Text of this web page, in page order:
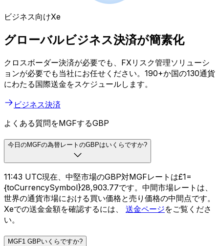
ビジネス向けXe
グローバルビジネス決済が簡素化
クロスボーダー決済が必要でも、FXリスク管理ソリューシ
ョンが必要でも当社にお任せください。190+か国の130通貨
にわたる国際送金をスケジュールします。
ビジネス決済
よくある質問をMGFするGBP
今日のMGFの為替レートのGBPはいくらですか?
11:43 UTC現在、中堅市場のGBP対MGFレートは£1=
{toCurrencySymbol}28,903.77です。中間市場レートは、
世界の通貨市場における買い価格と売り価格の中間点です。
Xeでの送金金額を確認するには、 送金ページをご覧くださ
い。
MGF1 GBPいくらですか?